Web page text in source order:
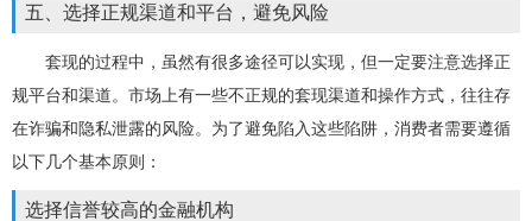
五、选择正规渠道和平台，避免风险
套现的过程中，虽然有很多途径可以实现，但一定要注意选择正
规平台和渠道。市场上有一些不正规的套现渠道和操作方式，往往存
在诈骗和隐私泄露的风险。为了避免陷入这些陷阱，消费者需要遵循
以下几个基本原则：
选择信誉较高的金融机构